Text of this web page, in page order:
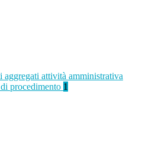
aggregati attività amministrativa
procedimento 1